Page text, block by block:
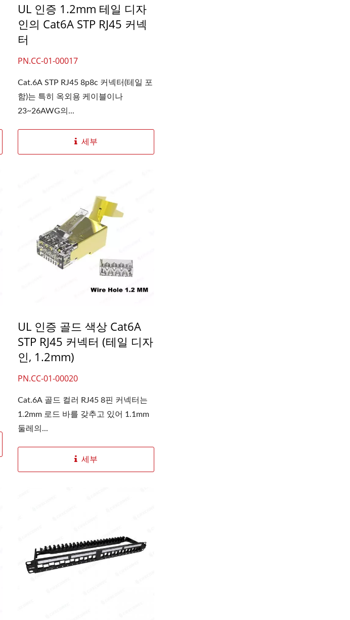
UL 인증 1.2mm 테일 디자
인의 Cat6A STP RJ45 커넥
터
PN.CC-01-00017
Cat.6A STP RJ45 8p8c 커넥터(테일 포
함)는 특히 옥외용 케이블이나
23~26AWG의...
세부
UL 인증 골드 색상 Cat6A
STP RJ45 커넥터 (테일 디자
인, 1.2mm)
PN.CC-01-00020
Cat.6A 골드 컬러 RJ45 8핀 커넥터는
1.2mm 로드 바를 갖추고 있어 1.1mm
둘레의...
세부